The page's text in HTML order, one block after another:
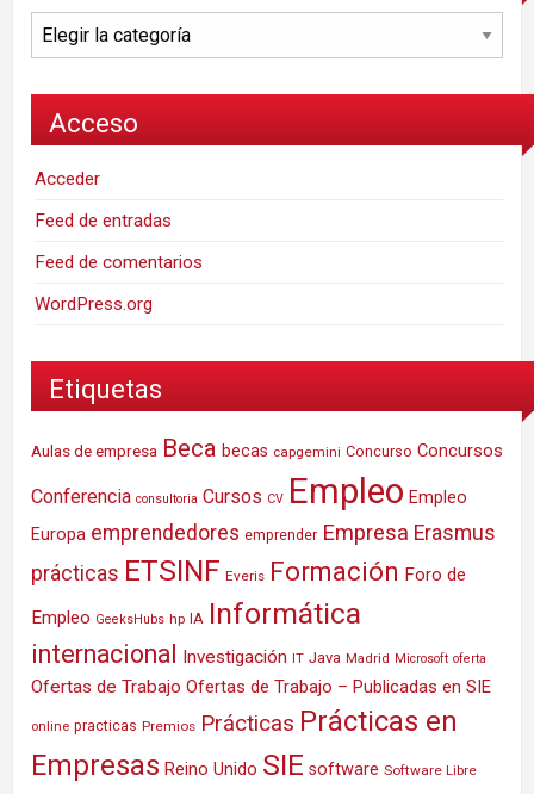
Categorías
Acceso
Acceder
Feed de entradas
Feed de comentarios
WordPress.org
Etiquetas
Aulas de empresa Beca becas capgemini Concurso Concursos
Conferencia consultoria Cursos CV Empleo Empleo
Europa emprendedores emprender Empresa Erasmus
prácticas ETSINF Everis Formación Foro de
Empleo GeeksHubs hp IA Informática
internacional Investigación IT Java Madrid Microsoft oferta
Ofertas de Trabajo Ofertas de Trabajo – Publicadas en SIE
online practicas Premios Prácticas Prácticas en
Empresas Reino Unido SIE software Software Libre